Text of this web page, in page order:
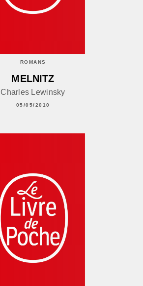
ROMANS
MELNITZ
Charles Lewinsky
05/05/2010